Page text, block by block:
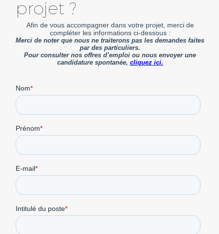
projet ?